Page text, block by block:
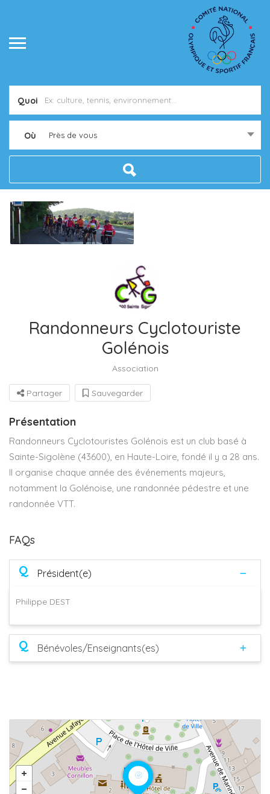
Quoi
Où Près de vous
Randonneurs Cyclotouriste
Golénois
Association
Partager Sauvegarder
Présentation
Randonneurs Cyclotouristes Golénois est un club basé à
Sainte-Sigolène (43600), en Haute-Loire, fondé il y a 28 ans.
Il organise chaque année des événements majeurs,
notamment la Golénoise, une randonnée pédestre et une
randonnée VTT.
FAQs
Q Président(e)
Philippe DEST
Q Bénévoles/Enseignants(es)